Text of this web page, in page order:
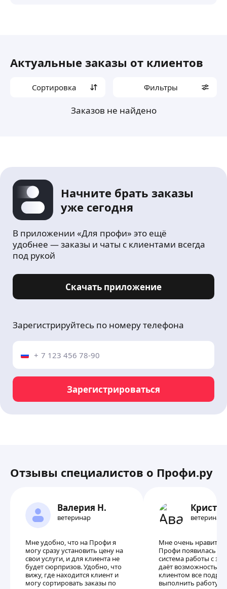
Актуальные заказы от клиентов
Заказов не найдено
Сортировка Фильтры
Начните брать заказы
уже сегодня
В приложении «Для профи» это ещё
удобнее — заказы и чаты с клиентами всегда
под рукой
Скачать приложение
Зарегистрируйтесь по номеру телефона
+
Зарегистрироваться
Отзывы специалистов о Профи.ру
Валерия Н.
ветеринар
Мне удобно, что на Профи я
могу сразу установить цену на
свои услуги, и для клиента не
будет сюрпризов. Удобно, что
вижу, где находится клиент и
могу сортировать заказы по
ветеринар
Мне очень нравится,
Профи появилась
система работы с
даёт возможность
клиентом все
выполнить работу и